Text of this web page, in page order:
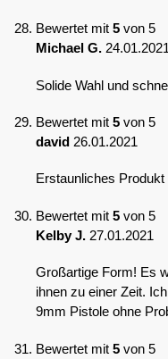
Bewertet mit 5 von 5
Michael G. 24.01.2021
Solide Wahl und
Bewertet mit 5 von 5
david 26.01.2021
Erstaunliches
Bewertet mit 5 von 5
Kelby J. 27.01.2021
Großartige Form! Es
ihnen zu einer Zeit.
9mm Pistole ohne
Bewertet mit 5 von 5